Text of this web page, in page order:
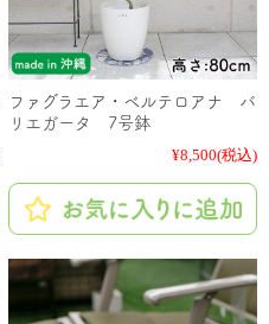
ファグラエア・ベルテロアナ バ
リエガータ 7号鉢
¥8,500(税込)